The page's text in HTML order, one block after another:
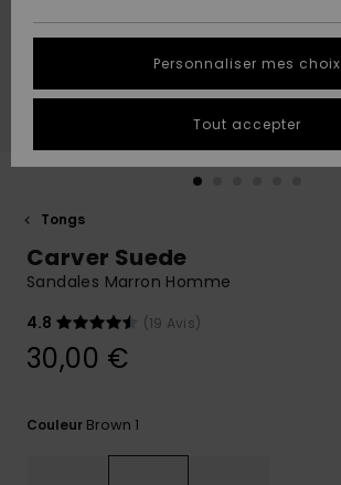
A
Découvrir
A
Découvrir
AIDE &
CONTACT
Démarrez
pour obtenir
question.
Démarrer
conversation
fréquentes et
COLLECTION
CARTE
CADEAU
LISTE DE
SOUHAITS
Tongs
Carver Suede
Sandales Marron Homme
4.8
(19 Avis)
30,00 €
Couleur Brown 1
Personnaliser mes choix
Tout accepter